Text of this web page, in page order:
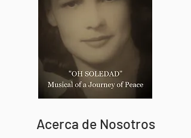
Acerca de Nosotros